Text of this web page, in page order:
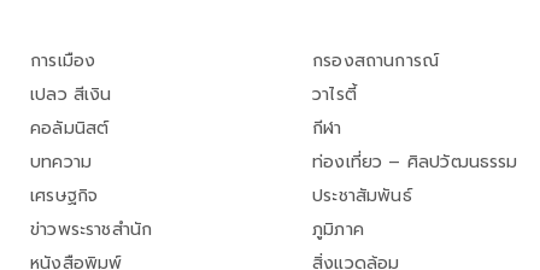
การเมือง
เปลว สีเงิน
คอลัมนิสต์
บทความ
เศรษฐกิจ
ข่าวพระราชสำนัก
หนังสือพิมพ์
กรองสถานการณ์
วาไรตี้
กีฬา
ท่องเที่ยว – ศิลปวัฒนธรรม
ประชาสัมพันธ์
ภูมิภาค
สิ่งแวดล้อม